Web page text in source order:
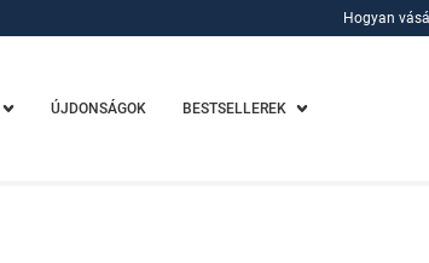
Hogyan
ÚJDONSÁGOK BESTSELLEREK